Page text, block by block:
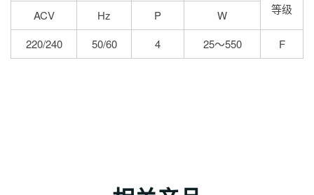
等级
ACV Hz P
W
220/240
50/60 4 25～550 F